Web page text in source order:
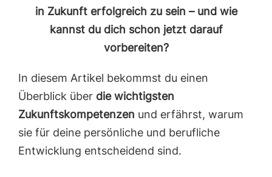
in Zukunft erfolgreich zu sein – und wie
kannst du dich schon jetzt darauf
vorbereiten?
In diesem Artikel bekommst du einen
Überblick über die wichtigsten
Zukunftskompetenzen und erfährst, warum
sie für deine persönliche und berufliche
Entwicklung entscheidend sind.